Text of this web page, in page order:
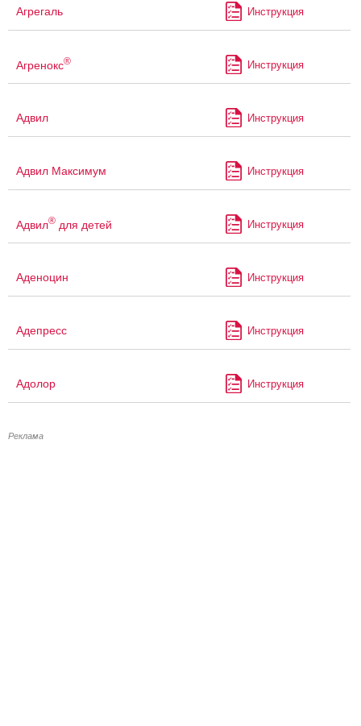
Агрегаль Инструкция
Агренокс® Инструкция
Адвил Инструкция
Адвил Максимум Инструкция
Адвил® для детей Инструкция
Аденоцин Инструкция
Адепресс Инструкция
Адолор Инструкция
Реклама